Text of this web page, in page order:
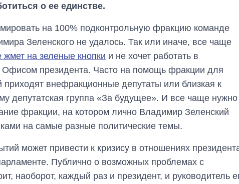
о ее единстве.
на 100% подконтрольную фракцию команде
Зеленского не удалось. Так или иначе, все чаще
жмет на зеленые кнопки и не хочет работать в
президента. Часто на помощь фракции для
приходят внефракционные депутаты или близкая к
депутатская группа «За будущее». И все чаще нужно
фракции, на котором лично Владимир Зеленский
на самые разные политические темы.
может привести к кризису в отношениях
Публично о возможных проблемах с
наоборот, каждый раз и президент, и руководитель